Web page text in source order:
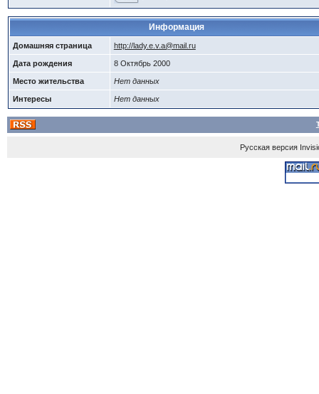
Информация
Домашняя страница http://lady.e.v.a@mail.ru
Дата рождения 8 Октябрь 2000
Место жительства Нет данных
Интересы Нет данных
Русская версия